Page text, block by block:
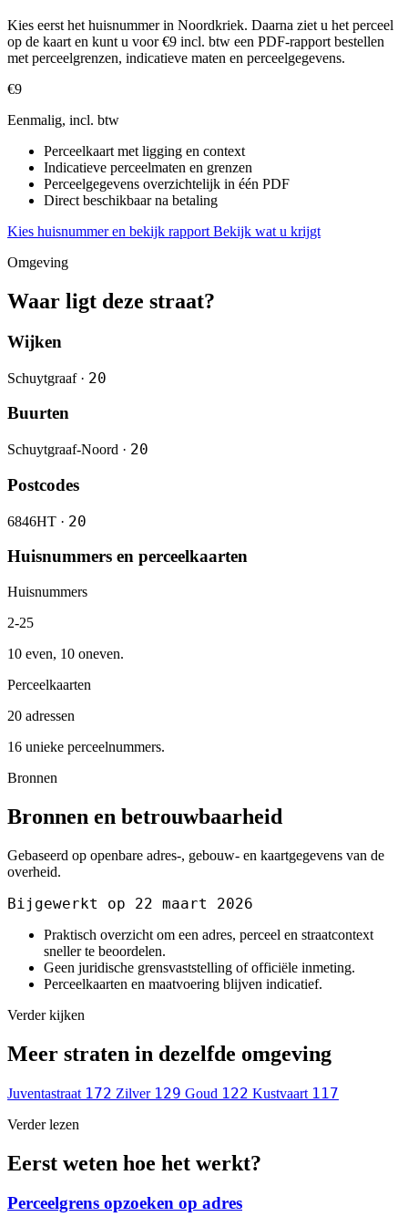
Kies eerst het huisnummer in Noordkriek. Daarna ziet u het perceel
op de kaart en kunt u voor €9 incl. btw een PDF-rapport bestellen
met perceelgrenzen, indicatieve maten en perceelgegevens.
€9
Eenmalig, incl. btw
Perceelkaart met ligging en context
Indicatieve perceelmaten en grenzen
Perceelgegevens overzichtelijk in één PDF
Direct beschikbaar na betaling
Kies huisnummer en bekijk rapport Bekijk wat u krijgt
Omgeving
Waar ligt deze straat?
Wijken
Schuytgraaf · 20
Buurten
Schuytgraaf-Noord · 20
Postcodes
6846HT · 20
Huisnummers en perceelkaarten
Huisnummers
2-25
10 even, 10 oneven.
Perceelkaarten
20 adressen
16 unieke perceelnummers.
Bronnen
Bronnen en betrouwbaarheid
Gebaseerd op openbare adres-, gebouw- en kaartgegevens van de
overheid.
Bijgewerkt op 22 maart 2026
Praktisch overzicht om een adres, perceel en straatcontext
sneller te beoordelen.
Geen juridische grensvaststelling of officiële inmeting.
Perceelkaarten en maatvoering blijven indicatief.
Verder kijken
Meer straten in dezelfde omgeving
Juventastraat 172 Zilver 129 Goud 122 Kustvaart 117
Verder lezen
Eerst weten hoe het werkt?
Perceelgrens opzoeken op adres